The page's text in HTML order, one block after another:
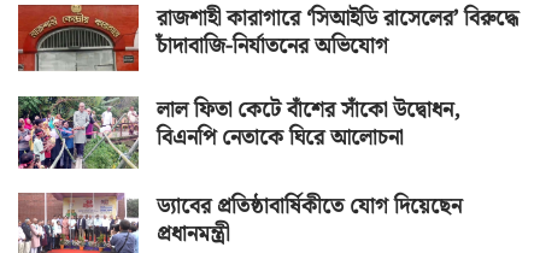
রাজশাহী কারাগারে ‘সিআইডি রাসেলের’ বিরুদ্ধে
চাঁদাবাজি-নির্যাতনের অভিযোগ
লাল ফিতা কেটে বাঁশের সাঁকো উদ্বোধন,
বিএনপি নেতাকে ঘিরে আলোচনা
ড্যাবের প্রতিষ্ঠাবার্ষিকীতে যোগ দিয়েছেন
প্রধানমন্ত্রী